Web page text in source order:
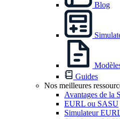
Blog
Guides
Nos meilleures
Avantages de la
EURL ou SASU
Simulateur